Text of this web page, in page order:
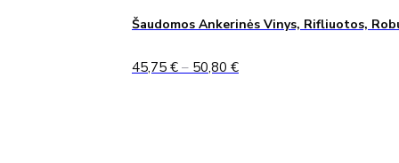
Šaudomos Ankerinės Vinys, Rifliuotos,
45,75 € – 50,80 €Price